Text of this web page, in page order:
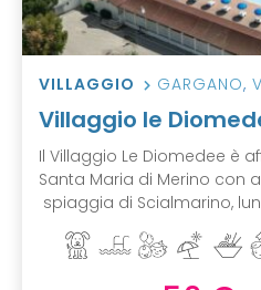
VILLAGGIO GARGANO,
Villaggio le
Il Villaggio Le Diomedee è
Santa Maria di Merino con
spiaggia di Scialmarino,